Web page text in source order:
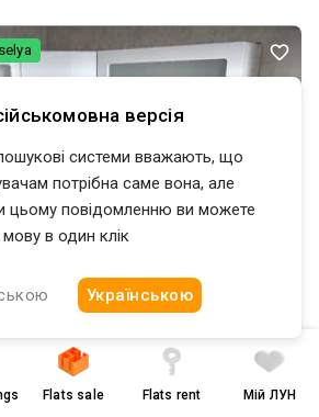
Flats sale Flats rent Мій ЛУН
версія
системи вважають, що
потрібна саме вона, але
цьому повідомленню ви можете
мову в один клік
Українською